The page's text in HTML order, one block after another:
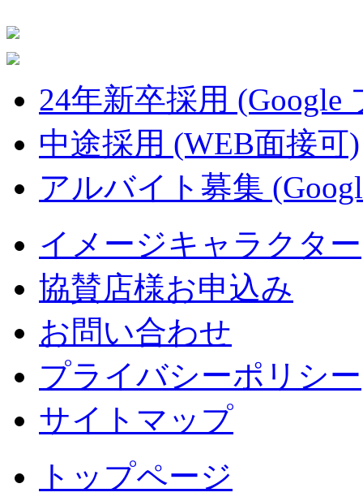
24年新卒採用 (Google
中途採用 (WEB面接可)
アルバイト募集
イメージキャラクター
協賛店様お申込み
お問い合わせ
プライバシーポリシー
サイトマップ
トップページ